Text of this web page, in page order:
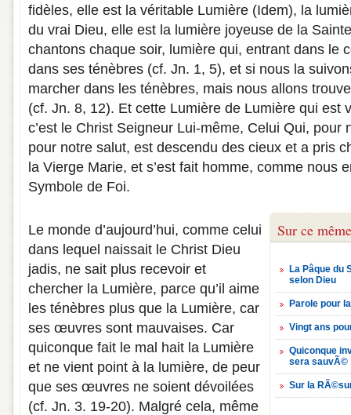
fidèles, elle est la véritable Lumière (Idem), la
du vrai Dieu, elle est la lumière joyeuse de la
chantons chaque soir, lumière qui, entrant dans le
dans ses ténèbres (cf. Jn. 1, 5), et si nous la
marcher dans les ténèbres, mais nous allons
(cf. Jn. 8, 12). Et cette Lumière de Lumière qui est
c’est le Christ Seigneur Lui-même, Celui Qui, pour
pour notre salut, est descendu des cieux et a pris
la Vierge Marie, et s’est fait homme, comme nous
Symbole de Foi.
Sur ce
La Pâque du
selon Dieu
Parole pour
Vingt ans
Quiconque
sera sauvÃ©
Sur la
Le monde d’aujourd’hui, comme celui
dans lequel naissait le Christ Dieu
jadis, ne sait plus recevoir et
chercher la Lumière, parce qu’il aime
les ténèbres plus que la Lumière, car
ses œuvres sont mauvaises. Car
quiconque fait le mal hait la Lumière
et ne vient point à la lumière, de peur
que ses œuvres ne soient dévoilées
(cf. Jn. 3. 19-20). Malgré cela, même